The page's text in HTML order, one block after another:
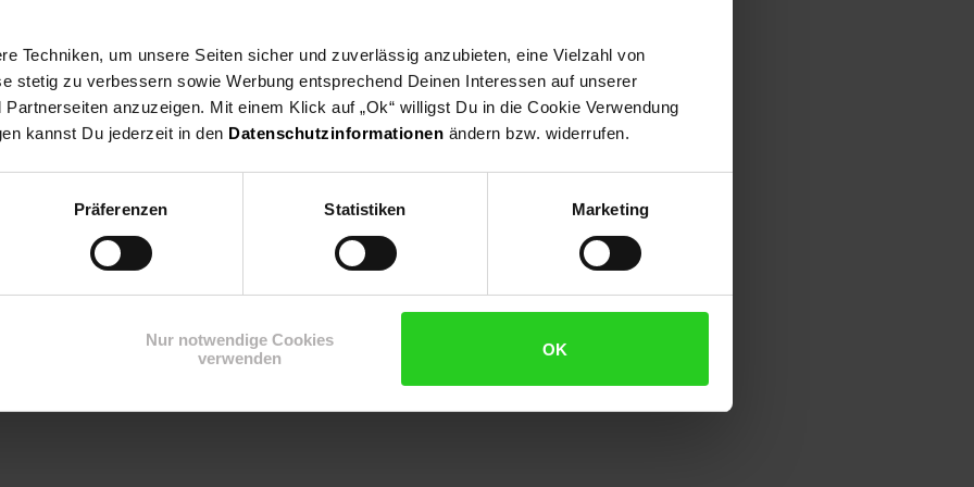
Techniken, um unsere Seiten sicher und zuverlässig anzubieten, eine Vielzahl von
stetig zu verbessern sowie Werbung entsprechend Deinen Interessen auf unserer
anzuzeigen. Mit einem Klick auf „Ok“ willigst Du in die Cookie Verwendung
kannst Du jederzeit in den Datenschutzinformationen ändern bzw. widerrufen.
Präferenzen Statistiken Marketing
Nur notwendige Cookies
verwenden
OK
Trockenheitsresistent